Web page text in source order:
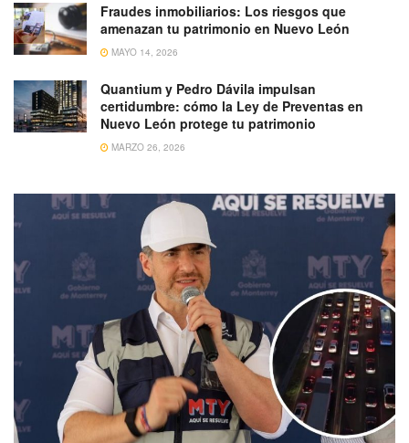
Fraudes inmobiliarios: Los riesgos que
amenazan tu patrimonio en Nuevo León
MAYO 14, 2026
Quantium y Pedro Dávila impulsan
certidumbre: cómo la Ley de Preventas en
Nuevo León protege tu patrimonio
MARZO 26, 2026